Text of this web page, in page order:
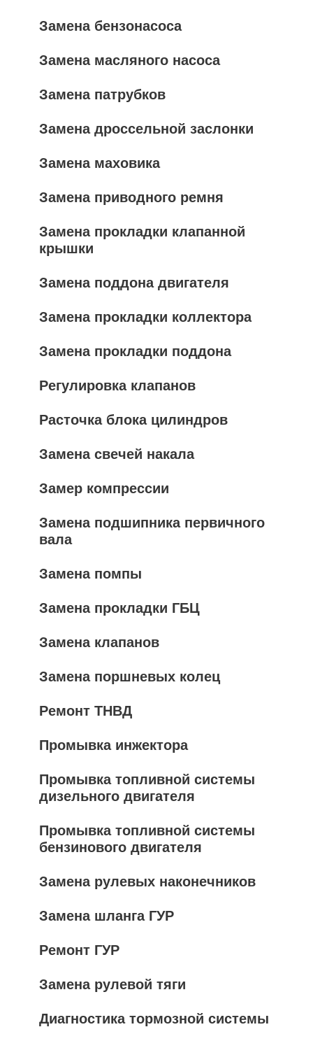
Замена бензонасоса
Замена масляного насоса
Замена патрубков
Замена дроссельной заслонки
Замена маховика
Замена приводного ремня
Замена прокладки клапанной
крышки
Замена поддона двигателя
Замена прокладки коллектора
Замена прокладки поддона
Регулировка клапанов
Расточка блока цилиндров
Замена свечей накала
Замер компрессии
Замена подшипника первичного
вала
Замена помпы
Замена прокладки ГБЦ
Замена клапанов
Замена поршневых колец
Ремонт ТНВД
Промывка инжектора
Промывка топливной системы
дизельного двигателя
Промывка топливной системы
бензинового двигателя
Замена рулевых наконечников
Замена шланга ГУР
Ремонт ГУР
Замена рулевой тяги
Диагностика тормозной системы